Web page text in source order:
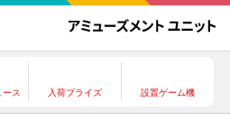
ス 入荷プライズ 設置ゲーム機